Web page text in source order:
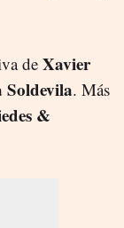
de Xavier
. Más
&